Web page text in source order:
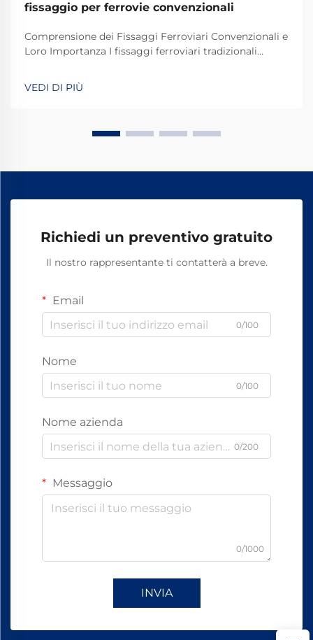
fissaggio per ferrovie convenzionali
Comprensione dei Fissaggi Ferroviari Convenzionali e
Loro Importanza I fissaggi ferroviari tradizionali
stabili e sicuri i binari dei treni per le operazioni
quotidiane. La maggior parte dei sistemi si basa su
VEDI DI PIÙ
Richiedi un preventivo gratuito
Il nostro rappresentante ti contatterà a breve.
Email
0/100
Nome
0/100
Nome azienda
0/200
Messaggio
0/1000
INVIA